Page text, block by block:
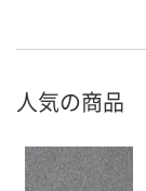
人気の商品